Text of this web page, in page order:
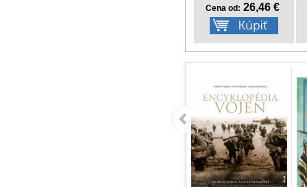
Cena od: 26,46 €